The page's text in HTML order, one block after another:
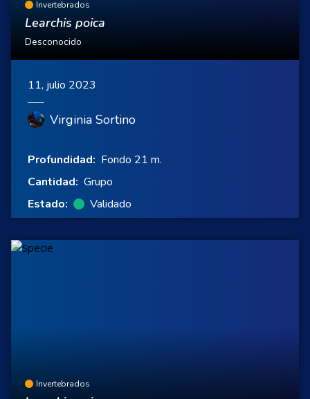
Invertebrados
Learchis poica
Desconocido
11, julio 2023
Virginia Sortino
Profundidad: Fondo 21 m.
Cantidad: Grupo
Estado:
Validado
Invertebrados